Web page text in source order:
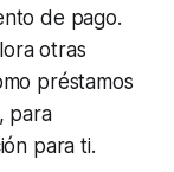
de pago.
otras
préstamos
para
para ti.